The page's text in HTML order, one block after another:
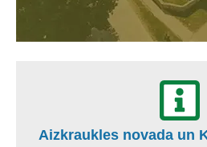
Aizkraukles novada un